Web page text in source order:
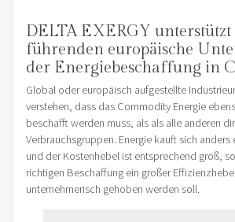
DELTA EXERGY unterstützt
führenden europäische
der Energiebeschaffung in
Global oder europäisch aufgestellte
verstehen, dass das Commodity Energie
beschafft werden muss, als als alle anderen
Verbrauchsgruppen. Energie kauft sich
und der Kostenhebel ist entsprechend groß,
richtigen Beschaffung ein großer
unternehmerisch gehoben werden soll.